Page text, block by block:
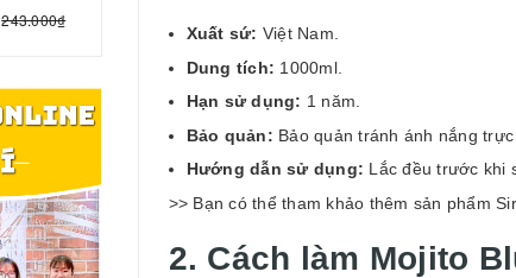
Xuất sứ: Việt Nam.
Dung tích: 1000ml.
Hạn sử dụng: 1 năm.
Bảo quản: Bảo quản tránh ánh nắng
Hướng dẫn sử dụng: Lắc đều trước khi
>> Bạn có thể tham khảo thêm sản phẩm
2. Cách làm Mojito
243.000₫